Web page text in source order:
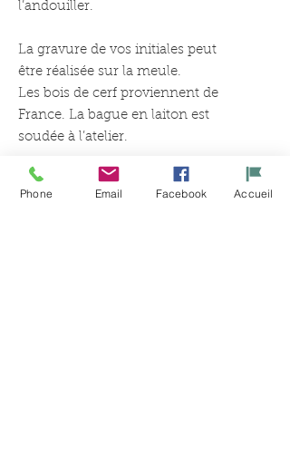
l’andouiller.
La gravure de vos initiales peut
être réalisée sur la meule.
Les bois de cerf proviennent de
France. La bague en laiton est
soudée à l’atelier.
Les disponibiltés sont variables,
contactez l'atelier pour connaître
Phone Email Facebook Accueil